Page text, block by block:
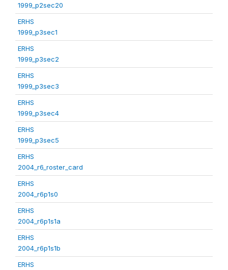
1999_p2sec20
ERHS
1999_p3sec1
ERHS
1999_p3sec2
ERHS
1999_p3sec3
ERHS
1999_p3sec4
ERHS
1999_p3sec5
ERHS
2004_r6_roster_card
ERHS
2004_r6p1s0
ERHS
2004_r6p1s1a
ERHS
2004_r6p1s1b
ERHS